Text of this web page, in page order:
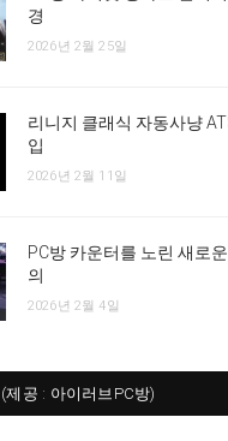
경
2026년 2월 25일
리니지 클래식 자동사냥
입
2026년 2월 11일
PC방 카운터를 노린 새로
의
2026년 2월 4일
제공 : 아이러브PC방)